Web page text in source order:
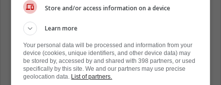
qui a autant d'histoire. Mais à ce
stade-ci, je n'ai aucune idée de ce qui
va m'arriver. C'est la réalité du sport
professionnel. »
- Jake Evans, via Jeremy Filosa
Store and/or access information on a device
Learn more
Your personal data will be processed and information from your
device (cookies, unique identifiers, and other device data) may
be stored by, accessed by and shared with 398 partners, or used
specifically by this site. We and our partners may use precise
geolocation data. List of partners.